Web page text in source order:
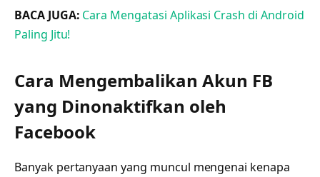
BACA JUGA: Cara Mengatasi Aplikasi Crash di Android
Paling Jitu!
Cara Mengembalikan Akun FB
yang Dinonaktifkan oleh
Facebook
Banyak pertanyaan yang muncul mengenai kenapa